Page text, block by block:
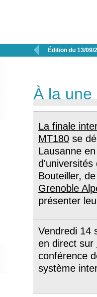
 Édition du 13/09/
À la une
La finale
MT180 se
Lausanne
d'universités
Bouteiller,
Grenoble
présenter
Vendredi 14
en direct sur
conférence
système